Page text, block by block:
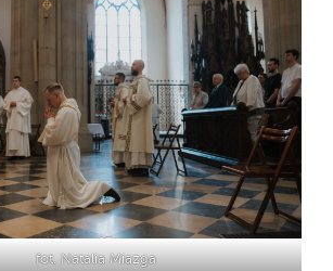
fot. Natalia Miazga